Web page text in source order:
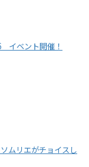
イベント開催！
ムリエがチョイスし